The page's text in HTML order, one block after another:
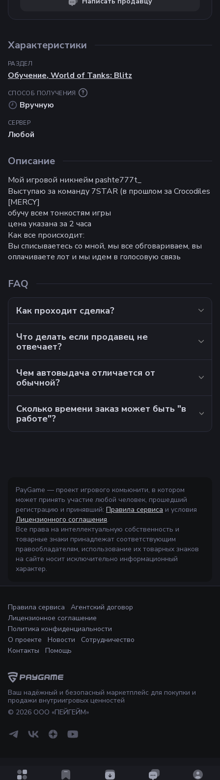
Характеристики
РАЗДЕЛ
Обучение,World of Tanks: Blitz
СПОСОБ ПОЛУЧЕНИЯ
Вручную
СЕРВЕР
Любой
Описание
Мой игровой никнейм pashte777t_
Выступаю за команду 7STAR (в прошлом за Crocodiles
[MERCY]
обучу всем тонкостям игры
цена указана за 2 часа
Как все происходит:
Вы списываетесь со мной, мы все обговариваем, вы
оплачиваете лот и мы идем в голосовую связь
FAQ
Как проходит сделка?
Что делать если продавец не
отвечает?
Чем автовыдача отличается от
обычной?
Сколько времени заказ может быть "в
работе"?
PayGame — проект игрового комьюнити, в котором
может принять участие любой человек, прошедший
регистрацию и принявший: Правила сервиса и условия
Лицензионного соглашения.
Все права на интеллектуальную собственность и
товарные знаки принадлежат соответствующим
правообладателям, использование их товарных знаков
на сайте носит исключительно информационный
характер.
Ваш надёжный и безопасный маркетплейс для покупки и
продажи внутриигровых ценностей
© 2026 ООО «ПЕЙГЕЙМ»
Правила сервиса
Агентский договор
Лицензионное соглашение
Политика конфиденциальности
О проекте
Новости
Сотрудничество
Контакты
Помощь